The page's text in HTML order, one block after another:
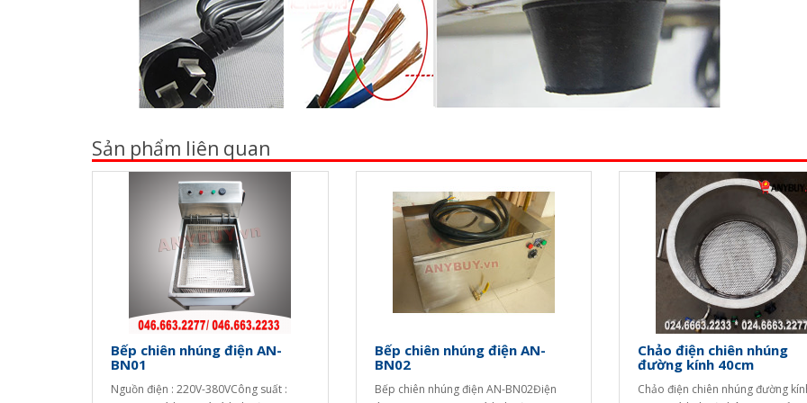
Sản phẩm liên quan
Bếp chiên nhúng điện AN-
BN01
Nguồn điện : 220V-380VCông suất :
Bếp chiên nhúng điện AN-
BN02
Bếp chiên nhúng điện AN-BN02Điện
Chảo điện chiên nhúng
đường kính 40cm
Chảo điện chiên nhúng đường